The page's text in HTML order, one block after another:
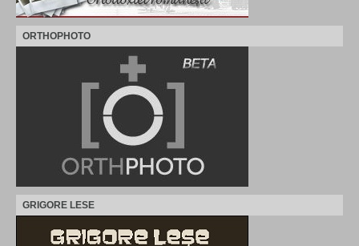
ORTHOPHOTO
GRIGORE LESE